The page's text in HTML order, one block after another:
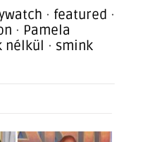
· featured ·
· Pamela
nélkül · smink